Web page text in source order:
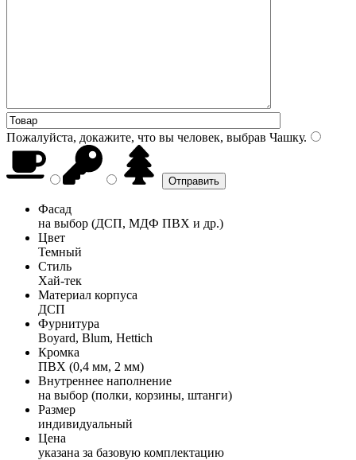
Пожалуйста, докажите, что вы человек, выбрав Чашку.
Фасад
на выбор (ДСП, МДФ ПВХ и др.)
Цвет
Темный
Стиль
Хай-тек
Материал корпуса
ДСП
Фурнитура
Boyard, Blum, Hettich
Кромка
ПВХ (0,4 мм, 2 мм)
Внутреннее наполнение
на выбор (полки, корзины, штанги)
Размер
индивидуальный
Цена
указана за базовую комплектацию